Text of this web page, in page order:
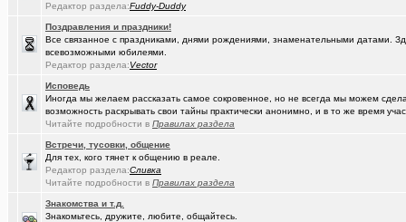
Brugmann,VEKA,Gealan - надёжные Балконы и Окна ПВХ в Омске.
Добро пожаловать! Принципы общения на Омском форуме!(AlexAdmin)
Цифровое телевидение в Омске
Песни об Омске
Погода в Омске / Прогноз погоды в Омске
Редактор раздела:Fuddy-Duddy
Поздравления и праздники!
Все связанное с праздниками, днями рождениями, знаменательными датами.
всевозможными юбилеями.
Редактор раздела:Vector
Исповедь
Иногда мы желаем рассказать самое сокровенное, но не всегда мы можем
возможность раскрывать свои тайны практически анонимно, и в то же время
Читайте подробности в Правилах раздела
Встречи, тусовки, общение
Для тех, кого тянет к общению в реале.
Редактор раздела:Сливка
Читайте подробности в Правилах раздела
Знакомства и т.д.
Знакомьтесь, дружите, любите, общайтесь.